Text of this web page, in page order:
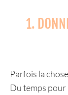
1.
Parfois la
Du temps